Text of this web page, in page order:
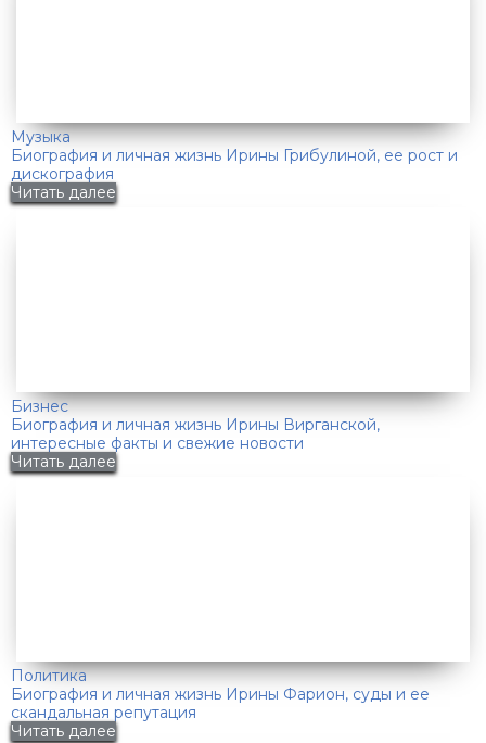
Музыка
Биография и личная жизнь Ирины Грибулиной, ее рост и
дискография
Читать далее
Бизнес
Биография и личная жизнь Ирины Вирганской,
интересные факты и свежие новости
Читать далее
Политика
Биография и личная жизнь Ирины Фарион, суды и ее
скандальная репутация
Читать далее